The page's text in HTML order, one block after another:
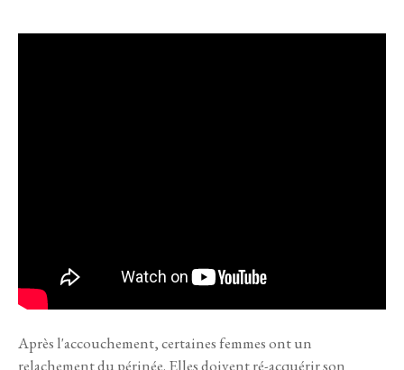
Après l'accouchement, certaines femmes ont un
relachement du périnée. Elles doivent ré-acquérir son